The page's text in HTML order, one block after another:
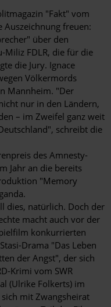
"Fakt" vom
freuen:
über den
Miliz FDLR, die für die
die Jury. Ignace
Völkermords
Mannheim. "Der
nur in den Ländern,
– im Zweifel ganz weit
schreibt die
des Amnesty-
Jahr an die bereits
"Memory
dies, natürlich. Doch der
macht auch vor der
konkurrierten
Drama "Das Leben
der Angst", der sich
Krimi vom SWR
(Ulrike Folkerts) im
mit Zwangsheirat